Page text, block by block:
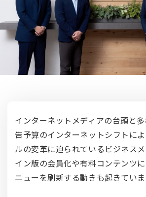
インターネットメディアの台頭と
告予算のインターネットシフトに
ルの変革に迫られているビジネス
イン版の会員化や有料コンテンツ
ニューを刷新する動きも起きていま